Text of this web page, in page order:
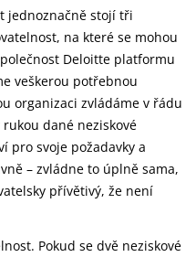
jednoznačně stojí tři
na které se mohou
Deloitte platformu
veškerou potřebnou
organizaci zvládáme v řádu
dané neziskové
pro svoje požadavky a
– zvládne to úplně sama,
přívětivý, že není
Pokud se dvě neziskové